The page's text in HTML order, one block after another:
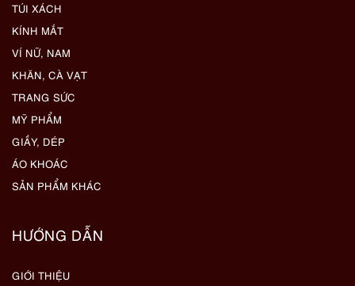
TÚI XÁCH
KÍNH MẮT
VÍ NỮ, NAM
KHĂN, CÀ VẠT
TRANG SỨC
MỸ PHẨM
GIẦY, DÉP
ÁO KHOÁC
SẢN PHẨM KHÁC
HƯỚNG DẪN
GIỚI THIỆU